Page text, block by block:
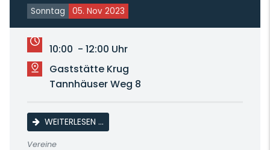
Sonntag 05. Nov 2023
10:00 - 12:00 Uhr
Gaststätte Krug
Tannhäuser Weg 8
WEITERLESEN …SAMMLERTREFFEN DER
Vereine